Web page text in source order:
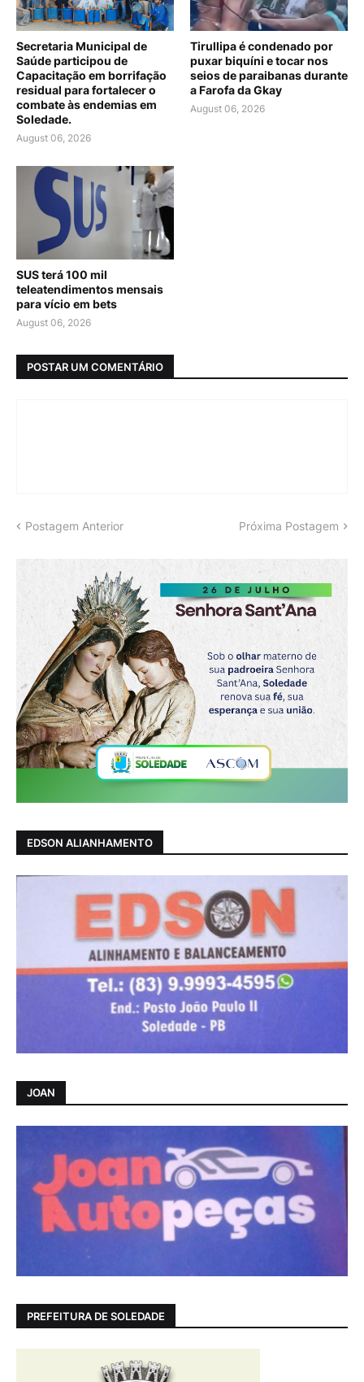
Secretaria Municipal de
Saúde participou de
Capacitação em borrifação
residual para fortalecer o
combate às endemias em
Soledade.
August 06, 2026
Tirullipa é condenado por
puxar biquíni e tocar nos
seios de paraibanas durante
a Farofa da Gkay
August 06, 2026
SUS terá 100 mil
teleatendimentos mensais
para vício em bets
August 06, 2026
POSTAR UM COMENTÁRIO
Postagem Anterior Próxima Postagem
EDSON ALIANHAMENTO
JOAN
PREFEITURA DE SOLEDADE